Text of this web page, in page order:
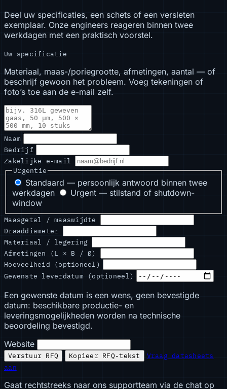
Deel uw specificaties, een schets of een versleten
exemplaar. Onze engineers reageren binnen twee
werkdagen met een praktisch voorstel.
Uw specificatie
Materiaal, maas-/poriegrootte, afmetingen, aantal — of
beschrijf gewoon het probleem. Voeg tekeningen of
foto’s toe aan de e-mail zelf.
Naam
Bedrijf
Zakelijke e-mail
Urgentie
Standaard — persoonlijk antwoord binnen twee
werkdagen
Urgent — stilstand of shutdown-
window
Maasgetal / maaswijdte
Draaddiameter
Materiaal / legering
Afmetingen (L × B / Ø)
Hoeveelheid (optioneel)
Gewenste leverdatum (optioneel)
Een gewenste datum is een wens, geen bevestigde
datum: beschikbare productie- en
leveringsmogelijkheden worden na technische
beoordeling bevestigd.
Website
Verstuur RFQ Kopieer RFQ-tekst
Vraag datasheets
aan
Gaat rechtstreeks naar ons supportteam via de chat op